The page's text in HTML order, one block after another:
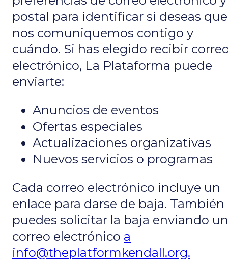
postal para identificar si deseas que
nos comuniquemos contigo y
cuándo. Si has elegido recibir
electrónico, La Plataforma puede
enviarte:
Anuncios de eventos
Ofertas especiales
Actualizaciones organizativas
Nuevos servicios o programas
Cada correo electrónico incluye un
enlace para darse de baja. También
puedes solicitar la baja enviando un
correo electrónico a
info@theplatformkendall.org.